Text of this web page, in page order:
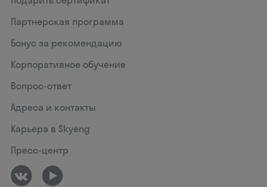
Партнерская программа
Бонус за рекомендацию
Корпоративное обучение
Вопрос-ответ
Адреса и контакты
Карьера в Skyeng
Пресс-центр